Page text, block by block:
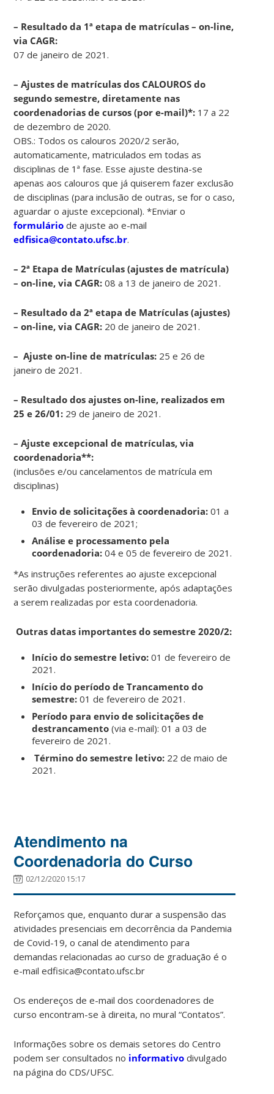
– Resultado da 1ª etapa de matrículas – on-line,
via CAGR:
07 de janeiro de 2021.
– Ajustes de matrículas dos CALOUROS do
segundo semestre, diretamente nas
coordenadorias de cursos (por e-mail)*: 17 a 22
de dezembro de 2020.
OBS.: Todos os calouros 2020/2 serão,
automaticamente, matriculados em todas as
disciplinas de 1ª fase. Esse ajuste destina-se
apenas aos calouros que já quiserem fazer exclusão
de disciplinas (para inclusão de outras, se for o caso,
aguardar o ajuste excepcional). *Enviar o
formulário de ajuste ao e-mail
edfisica@contato.ufsc.br.
– 2ª Etapa de Matrículas (ajustes de matrícula)
– on-line, via CAGR:08 a 13 de janeiro de 2021.
– Resultado da 2ª etapa de Matrículas (ajustes)
– on-line, via CAGR: 20 de janeiro de 2021.
– Ajuste on-line de matrículas: 25 e 26 de
janeiro de 2021.
– Resultado dos ajustes on-line, realizados em
25 e 26/01: 29 de janeiro de 2021.
– Ajuste excepcional de matrículas, via
coordenadoria**:
(inclusões e/ou cancelamentos de matrícula em
disciplinas)
Envio de solicitações à coordenadoria:01 a
03 de fevereiro de 2021;
Análise e processamento pela
coordenadoria:04 e 05 de fevereiro de 2021.
*As instruções referentes ao ajuste excepcional
serão divulgadas posteriormente, após adaptações
a serem realizadas por esta coordenadoria.
Outras datas importantes do semestre 2020/2:
Início do semestre letivo: 01 de fevereiro de
2021.
Início do período de Trancamento do
semestre: 01 de fevereiro de 2021.
Período para envio de solicitações de
destrancamento (via e-mail): 01 a 03 de
fevereiro de 2021.
Término do semestre letivo: 22 de maio de
2021.
Atendimento na
Coordenadoria do Curso
02/12/2020 15:17
Reforçamos que, enquanto durar a suspensão das
atividades presenciais em decorrência da Pandemia
de Covid-19, o canal de atendimento para
demandas relacionadas ao curso de graduação é o
e-mail edfisica@contato.ufsc.br
Os endereços de e-mail dos coordenadores de
curso encontram-se à direita, no mural “Contatos”.
Informações sobre os demais setores do Centro
podem ser consultados no informativo divulgado
na página do CDS/UFSC.